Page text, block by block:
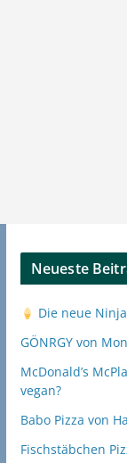
Neueste
Die neue
GÖNRGY von
McDonald’s
vegan?
Babo Pizza von
Fischstäbchen